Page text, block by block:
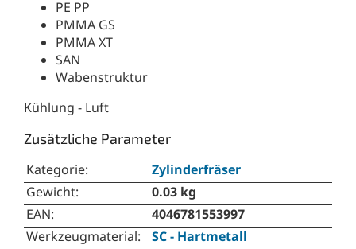
PE PP
PMMA GS
PMMA XT
SAN
Wabenstruktur
Kühlung - Luft
Zusätzliche Parameter
Kategorie:
Zylinderfräser
Gewicht:
0.03 kg
EAN:
4046781553997
Werkzeugmaterial:
SC - Hartmetall